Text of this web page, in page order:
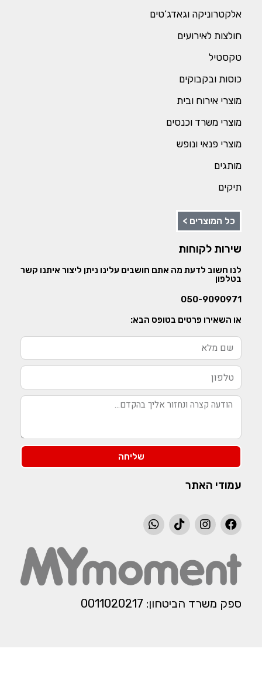
אלקטרוניקה וגאדג’טים
חולצות לאירועים
טקסטיל
כוסות ובקבוקים
מוצרי אירוח ובית
מוצרי משרד וכנסים
מוצרי פנאי ונופש
מותגים
תיקים
כל המוצרים >
שירות לקוחות
לנו חשוב לדעת מה אתם חושבים עלינו ניתן ליצור איתנו קשר
בטלפון
050-9090971
או השאירו פרטים בטופס הבא:
שליחה
עמודי האתר
ספק משרד הביטחון: 0011020217​​